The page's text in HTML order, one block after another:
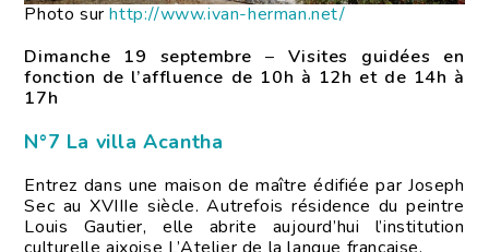
Photo surhttp://www.ivan-herman.net/
Dimanche 19 septembre – Visites guidées en
fonction de l’affluence de 10h à 12h et de 14h à
17h
N°7 La villa Acantha
Entrez dans une maison de maître édifiée par Joseph
Sec au XVIIIe siècle. Autrefois résidence du peintre
Louis Gautier, elle abrite aujourd’hui l’institution